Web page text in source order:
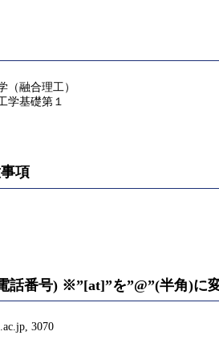
（融合理工）
学基礎第１
項
話番号) ※”[at]”を”@”(半角)に
3070